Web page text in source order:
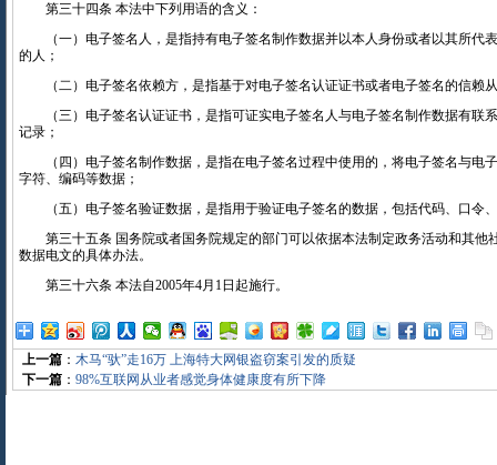
第三十四条 本法中下列用语的含义：
（一）电子签名人，是指持有电子签名制作数据并以本人身份或者以其所代
的人；
（二）电子签名依赖方，是指基于对电子签名认证证书或者电子签名的信赖
（三）电子签名认证证书，是指可证实电子签名人与电子签名制作数据有联
记录；
（四）电子签名制作数据，是指在电子签名过程中使用的，将电子签名与电
字符、编码等数据；
（五）电子签名验证数据，是指用于验证电子签名的数据，包括代码、口令
第三十五条 国务院或者国务院规定的部门可以依据本法制定政务活动和其他
数据电文的具体办法。
第三十六条 本法自2005年4月1日起施行。
上一篇 ： 木马“驮”走16万 上海特大网银盗窃案引发的质疑
下一篇 ： 98%互联网从业者感觉身体健康度有所下降